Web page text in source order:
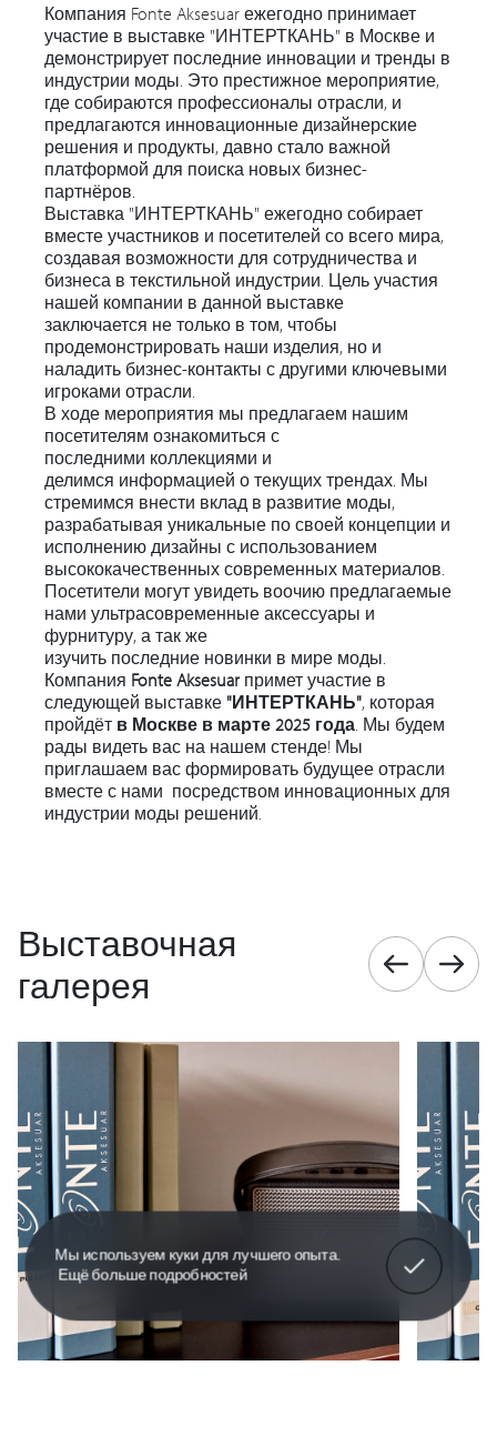
Мы используем куки для лучшего опыта.
Ещё больше подробностей
понимаю!
Компания Fonte Aksesuar ежегодно принимает
участие в выставке "ИНТЕРТКАНЬ" в Москве и
демонстрирует последние инновации и тренды в
индустрии моды. Это престижное мероприятие,
где собираются профессионалы отрасли, и
предлагаются инновационные дизайнерские
решения и продукты, давно стало важной
платформой для поиска новых бизнес-
партнёров.
Выставка "ИНТЕРТКАНЬ" ежегодно собирает
вместе участников и посетителей со всего мира,
создавая возможности для сотрудничества и
бизнеса в текстильной индустрии. Цель участия
нашей компании в данной выставке
заключается не только в том, чтобы
продемонстрировать наши изделия, но и
наладить бизнес-контакты с другими ключевыми
игроками отрасли.
В ходе мероприятия мы предлагаем нашим
посетителям ознакомиться с
последними коллекциями и
делимся информацией о текущих трендах. Мы
стремимся внести вклад в развитие моды,
разрабатывая уникальные по своей концепции и
исполнению дизайны с использованием
высококачественных современных материалов.
Посетители могут увидеть воочию предлагаемые
нами ультрасовременные аксессуары и
фурнитуру, а так же
изучить последние новинки в мире моды.
Компания Fonte Aksesuarпримет участие в
следующей выставке "ИНТЕРТКАНЬ", которая
пройдёт в Москве в марте 2025 года . Мы будем
рады видеть вас на нашем стенде! Мы
приглашаем вас формировать будущее отрасли
вместе с нами посредством инновационных для
индустрии моды решений.
Выставочная
галерея